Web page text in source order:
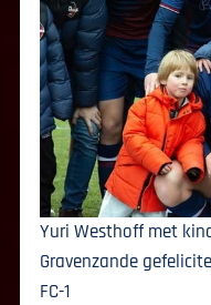
Yuri Westhoff met
Gravenzande
FC-1